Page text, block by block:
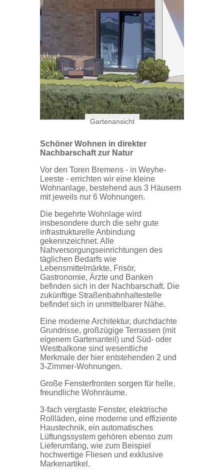
Gartenansicht
Schöner Wohnen in direkter
Nachbarschaft zur Natur
Vor den Toren Bremens - in Weyhe-
Leeste - errichten wir eine kleine
Wohnanlage, bestehend aus 3 Häusern
mit jeweils nur 6 Wohnungen.
Die begehrte Wohnlage wird
insbesondere durch die sehr gute
infrastrukturelle Anbindung
gekennzeichnet. Alle
Nahversorgungseinrichtungen des
täglichen Bedarfs wie
Lebensmittelmärkte, Frisör,
Gastronomie, Ärzte und Banken
befinden sich in der Nachbarschaft. Die
zukünftige Straßenbahnhaltestelle
befindet sich in unmittelbarer Nähe.
Eine moderne Architektur, durchdachte
Grundrisse, großzügige Terrassen (mit
eigenem Gartenanteil) und Süd- oder
Westbalkone sind wesentliche
Merkmale der hier entstehenden 2 und
3-Zimmer-Wohnungen.
Große Fensterfronten sorgen für helle,
freundliche Wohnräume.
3-fach verglaste Fenster, elektrische
Rollläden, eine moderne und effiziente
Haustechnik, ein automatisches
Lüftungssystem gehören ebenso zum
Lieferumfang, wie zum Beispiel
hochwertige Fliesen und exklusive
Markenartikel.